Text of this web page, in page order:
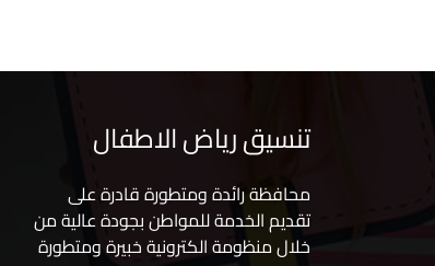
تنسيق رياض الاطفال
محافظة رائدة ومتطورة قادرة على
تقديم الخدمة للمواطن بجودة عالية من
خلال منظومة الكترونية خبيرة ومتطورة